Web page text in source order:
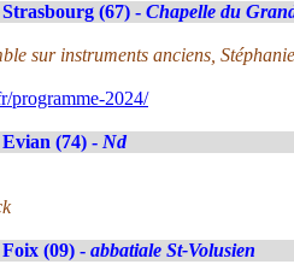
Strasbourg (67) - Chapelle du
sur instruments anciens,
programme-2024/
Evian (74) - Nd
Foix (09) - abbatiale St-Volusien